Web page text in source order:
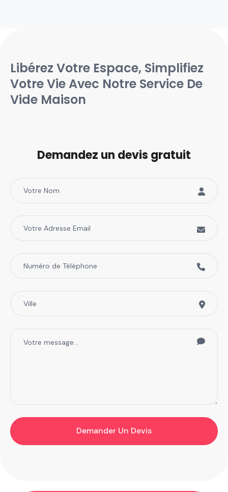
Libérez Votre Espace, Simplifiez
Votre Vie Avec Notre Service De
Vide Maison
Demandez un devis gratuit
Demander Un Devis